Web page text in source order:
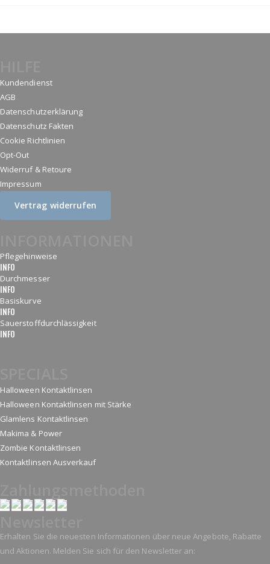
Kundendienst
AGB
Datenschutzerklärung
Datenschutz Fakten
Cookie Richtlinien
Opt-Out
Widerruf & Retoure
Impressum
Vertrag widerrufen
Pflegehinweise
INFO
Durchmesser
INFO
Basiskurve
INFO
Sauerstoffdurchlässigkeit
INFO
Halloween Kontaktlinsen
Halloween Kontaktlinsen mit Stärke
Glamlens Kontaktlinsen
Makima & Power
Zombie Kontaktlinsen
Kontaktlinsen Ausverkauf
Erhalten Sie die neuesten Informationen über neue Angebote, Rabatte
und Aktionen. Melden Sie sich für den Newsletter an: